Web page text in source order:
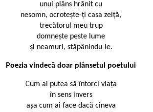
unui plâns hrănit cu
nesomn, ocroteşte-ţi casa zeiţă,
trecătorul meu trup
domneşte peste lume
şi neamuri, stăpânindu-le.
Poezia vindecă doar plânsetul poetului
Cum ai putea să întorci viaţa
în sens invers
aşa cum ai face dacă cineva